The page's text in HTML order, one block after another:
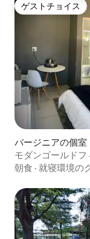
ゲストチョイス
ゲストチョイス
バージニアの個室
モダンゴールド
ジオ2
朝食 · 就寝環境の